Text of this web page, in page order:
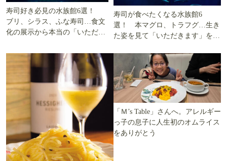
寿司好き必見の水族館6選！
ブリ、シラス、ふな寿司…食文
化の展示から本当の「いただき
寿司が食べたくなる水族館6
選！ 本マグロ、トラフグ…生き
た姿を見て「いただきます」を考
「Ｍ’s Table」さんへ。アレルギー
っ子の息子に人生初のオムライス
をありがとう